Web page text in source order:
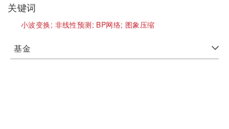
关键词
小波变换; 非线性预测; BP网络; 图象压缩
基金